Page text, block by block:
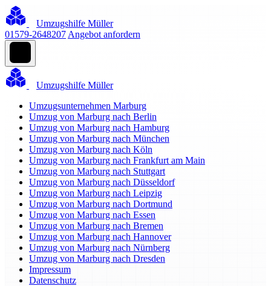
Umzugshilfe Müller
01579-2648207 Angebot anfordern
Umzugshilfe Müller
Umzugsunternehmen Marburg
Umzug von Marburg nach Berlin
Umzug von Marburg nach Hamburg
Umzug von Marburg nach München
Umzug von Marburg nach Köln
Umzug von Marburg nach Frankfurt am Main
Umzug von Marburg nach Stuttgart
Umzug von Marburg nach Düsseldorf
Umzug von Marburg nach Leipzig
Umzug von Marburg nach Dortmund
Umzug von Marburg nach Essen
Umzug von Marburg nach Bremen
Umzug von Marburg nach Hannover
Umzug von Marburg nach Nürnberg
Umzug von Marburg nach Dresden
Impressum
Datenschutz